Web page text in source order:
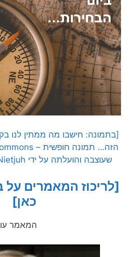
[בתמונה: חישבו מה ממתין לנו
שעוצבה והועלתה על ידי Nietjuh לאתר Pixabay]
[לריכוז המאמרים על
כאן]
המאמר עודכן ב-